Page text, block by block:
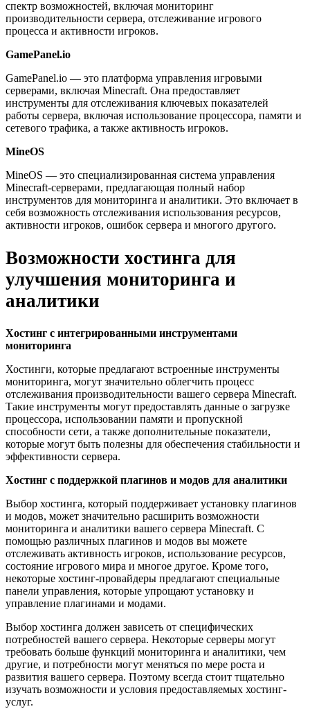
спектр возможностей, включая мониторинг
производительности сервера, отслеживание игрового
процесса и активности игроков.
GamePanel.io
GamePanel.io — это платформа управления игровыми
серверами, включая Minecraft. Она предоставляет
инструменты для отслеживания ключевых показателей
работы сервера, включая использование процессора, памяти и
сетевого трафика, а также активность игроков.
MineOS
MineOS — это специализированная система управления
Minecraft-серверами, предлагающая полный набор
инструментов для мониторинга и аналитики. Это включает в
себя возможность отслеживания использования ресурсов,
активности игроков, ошибок сервера и многого другого.
Возможности хостинга для
улучшения мониторинга и
аналитики
Хостинг с интегрированными инструментами
мониторинга
Хостинги, которые предлагают встроенные инструменты
мониторинга, могут значительно облегчить процесс
отслеживания производительности вашего сервера Minecraft.
Такие инструменты могут предоставлять данные о загрузке
процессора, использовании памяти и пропускной
способности сети, а также дополнительные показатели,
которые могут быть полезны для обеспечения стабильности и
эффективности сервера.
Хостинг с поддержкой плагинов и модов для аналитики
Выбор хостинга, который поддерживает установку плагинов
и модов, может значительно расширить возможности
мониторинга и аналитики вашего сервера Minecraft. С
помощью различных плагинов и модов вы можете
отслеживать активность игроков, использование ресурсов,
состояние игрового мира и многое другое. Кроме того,
некоторые хостинг-провайдеры предлагают специальные
панели управления, которые упрощают установку и
управление плагинами и модами.
Выбор хостинга должен зависеть от специфических
потребностей вашего сервера. Некоторые серверы могут
требовать больше функций мониторинга и аналитики, чем
другие, и потребности могут меняться по мере роста и
развития вашего сервера. Поэтому всегда стоит тщательно
изучать возможности и условия предоставляемых хостинг-
услуг.